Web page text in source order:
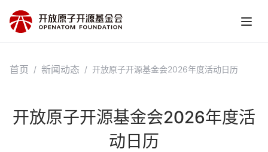
首页 / 新闻动态 / 开放原子开源基金会2026年度活动日历
开放原子开源基金会2026年度活
动日历